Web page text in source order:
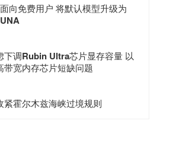
向免费用户 将默认模型升级为
下调Rubin Ultra芯片显存容量 以
带宽内存芯片短缺问题
紧霍尔木兹海峡过境规则